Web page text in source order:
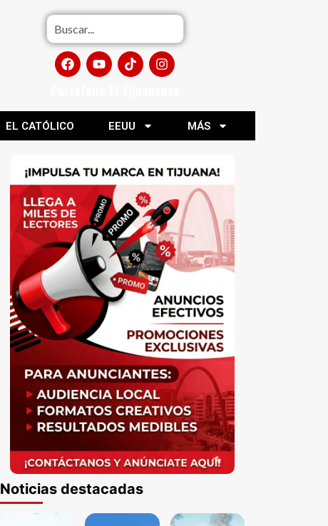
EL CATÓLICO EEUU MÁS
Noticias destacadas